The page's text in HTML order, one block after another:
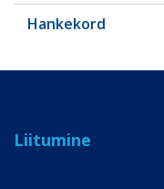
Hankekord
Liitumine